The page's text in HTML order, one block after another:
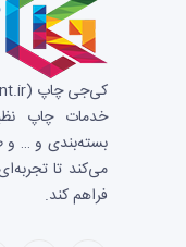
کی‌جی چاپ (KGprint.ir)
خدمات چاپ
بسته‌بندی و … و
می‌کند تا
فراهم کند.